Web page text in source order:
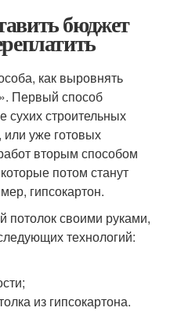
бюджет
как выровнять
Первый способ
сухих строительных
уже готовых
вторым способом
потом станут
гипсокартон.
своими руками,
технологий:
из гипсокартона.